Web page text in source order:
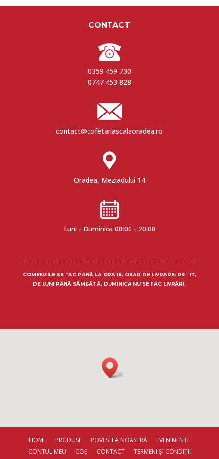
CONTACT
0359 459 730
0747 453 828
contact@cofetariascalaoradea.ro
Oradea, Meziadului 14
Luni - Duminica 08:00 - 20:00
COMENZILE SE FAC PÂNĂ LA ORA 16. ORAR DE LIVRARE: 09 - 17,
DE LUNI PÂNĂ SÂMBĂTĂ. DUMINICA NU SE FAC LIVRĂRI.
HOME PRODUSE POVESTEA NOASTRĂ
EVENIMENTE
CONTUL MEU
COȘ CONTACT
TERMENI ȘI CONDIȚII